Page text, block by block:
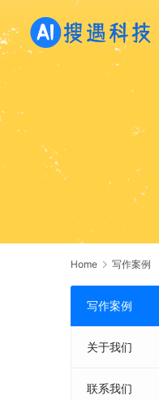
Home 写作案例
写作案例
关于我们
联系我们